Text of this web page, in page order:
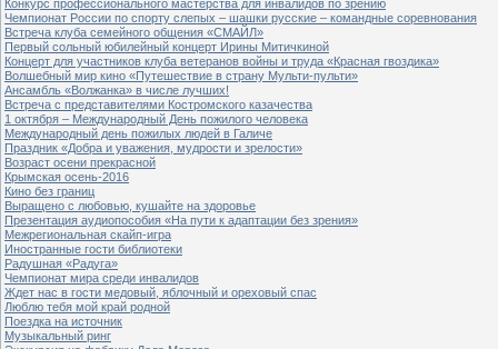
Конкурс профессионального мастерства для инвалидов по зрению
Чемпионат России по спорту слепых – шашки русские – командные соревнования
Встреча клуба семейного общения «СМАЙЛ»
Первый сольный юбилейный концерт Ирины Митичкиной
Концерт для участников клуба ветеранов войны и труда «Красная гвоздика»
Волшебный мир кино «Путешествие в страну Мульти-пульти»
Ансамбль «Волжанка» в числе лучших!
Встреча с представителями Костромского казачества
1 октября – Международный День пожилого человека
Международный день пожилых людей в Галиче
Праздник «Добра и уважения, мудрости и зрелости»
Возраст осени прекрасной
Крымская осень-2016
Кино без границ
Выращено с любовью, кушайте на здоровье
Презентация аудиопособия «На пути к адаптации без зрения»
Межрегиональная скайп-игра
Иностранные гости библиотеки
Радушная «Радуга»
Чемпионат мира среди инвалидов
Ждет нас в гости медовый, яблочный и ореховый спас
Люблю тебя мой край родной
Поездка на источник
Музыкальный ринг